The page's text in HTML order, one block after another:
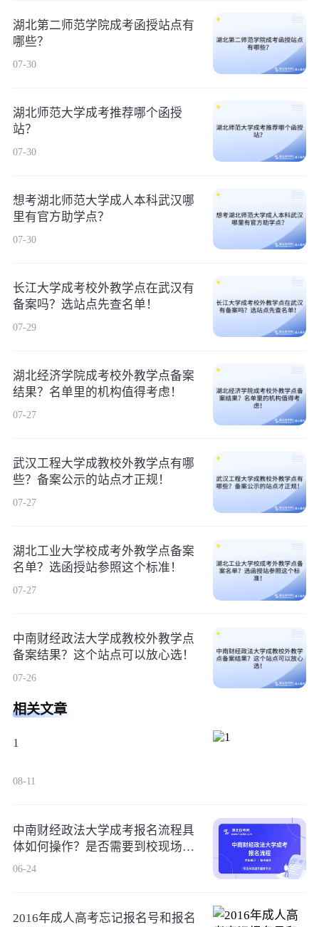
湖北第二师范学院成考函授站点有
哪些？
07-30
湖北师范大学成考推荐哪个函授
站？
07-30
想考湖北师范大学成人本科武汉哪
里有官方助学点？
07-30
长江大学成考校外教学点在武汉有
备案吗？选站点先查名单！
07-29
湖北经济学院成考校外教学点备案
结果？名单里的机构值得考虑！
07-27
武汉工程大学成教校外教学点有哪
些？备案公示的站点才正规！
07-27
湖北工业大学校成考外教学点备案
名单？选函授站参照这个标准！
07-27
中南财经政法大学成教校外教学点
备案结果？这个站点可以放心选！
07-26
相关文章
1
08-11
中南财经政法大学成考报名流程具
体如何操作？是否需要到校现场确
认？
06-24
2016年成人高考忘记报名号和报名